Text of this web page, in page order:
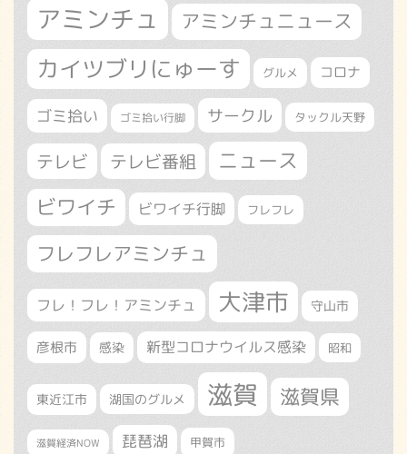
アミンチュ アミンチュニュース
カイツブリにゅーす グルメ コロナ
ゴミ拾い ゴミ拾い行脚 サークル タックル天野
テレビ テレビ番組 ニュース
ビワイチ ビワイチ行脚 フレフレ
フレフレアミンチュ
フレ！フレ！アミンチュ 大津市 守山市
彦根市 感染 新型コロナウイルス感染 昭和
東近江市 湖国のグルメ 滋賀 滋賀県
滋賀経済NOW 琵琶湖 甲賀市